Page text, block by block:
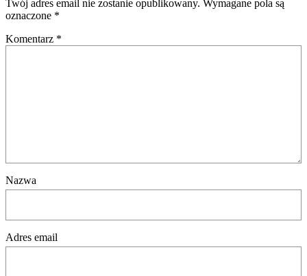
Twój adres email nie zostanie opublikowany. Wymagane pola są
oznaczone *
Komentarz *
Nazwa
Adres email